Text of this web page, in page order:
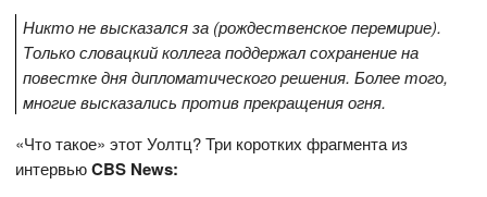
Никто не высказался за (рождественское перемирие).
Только словацкий коллега поддержал сохранение на
повестке дня дипломатического решения. Более того,
многие высказались против прекращения огня.
«Что такое» этот Уолтц? Три коротких фрагмента из
интервьюCBS News: